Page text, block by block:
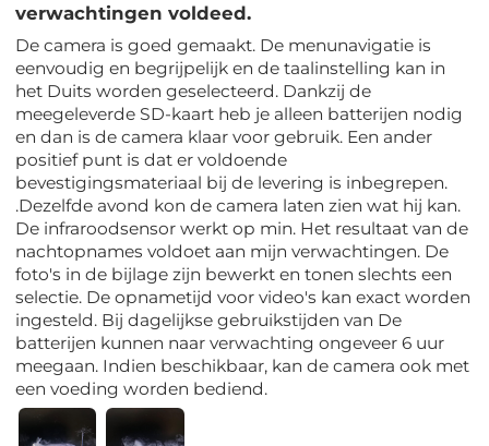
verwachtingen voldeed.
De camera is goed gemaakt. De menunavigatie is
eenvoudig en begrijpelijk en de taalinstelling kan in
het Duits worden geselecteerd. Dankzij de
meegeleverde SD-kaart heb je alleen batterijen nodig
en dan is de camera klaar voor gebruik. Een ander
positief punt is dat er voldoende
bevestigingsmateriaal bij de levering is inbegrepen.
.Dezelfde avond kon de camera laten zien wat hij kan.
De infraroodsensor werkt op min. Het resultaat van de
nachtopnames voldoet aan mijn verwachtingen. De
foto's in de bijlage zijn bewerkt en tonen slechts een
selectie. De opnametijd voor video's kan exact worden
ingesteld. Bij dagelijkse gebruikstijden van De
batterijen kunnen naar verwachting ongeveer 6 uur
meegaan. Indien beschikbaar, kan de camera ook met
een voeding worden bediend.